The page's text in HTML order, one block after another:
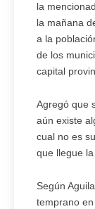
la
la mañana
a la
de los
capital
Agregó que
aún existe
cual no es
que llegue
Según
temprano